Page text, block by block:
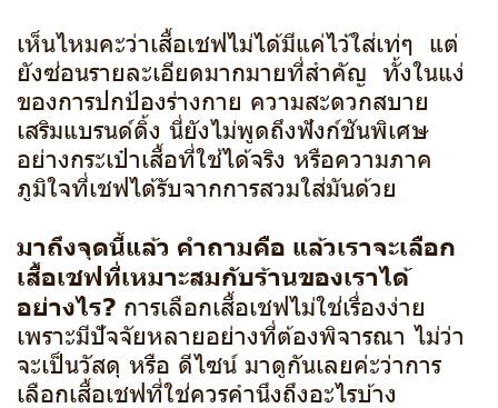
เห็นไหมคะว่าเสื้อเชฟไม่ได้มีแค่ไว้ใส่เท่ๆ แต่
ยังซ่อนรายละเอียดมากมายที่สำคัญ ทั้งในแง่
ของการปกป้องร่างกาย ความสะดวกสบาย
เสริมแบรนด์ดิ้ง นี่ยังไม่พูดถึงฟังก์ชันพิเศษ
อย่างกระเป๋าเสื้อที่ใช้ได้จริง หรือความภาค
ภูมิใจที่เชฟได้รับจากการสวมใส่มันด้วย
มาถึงจุดนี้แล้ว คำถามคือ แล้วเราจะเลือก
เสื้อเชฟที่เหมาะสมกับร้านของเราได้
อย่างไร? การเลือกเสื้อเชฟไม่ใช่เรื่องง่าย
เพราะมีปัจจัยหลายอย่างที่ต้องพิจารณา ไม่ว่า
จะเป็นวัสดุ หรือ ดีไซน์ มาดูกันเลยค่ะว่าการ
เลือกเสื้อเชฟที่ใช่ควรคำนึงถึงอะไรบ้าง